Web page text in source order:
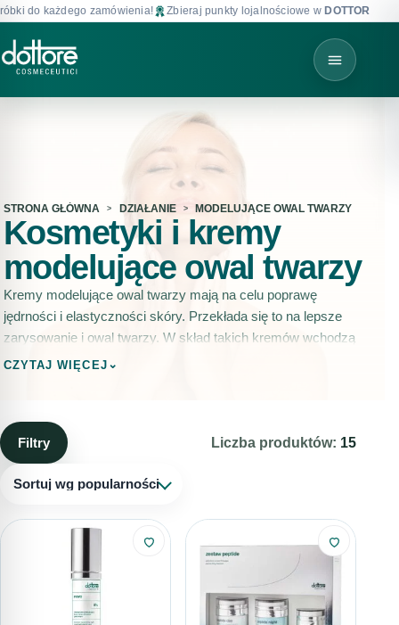
każdego zamówienia! Zbieraj punkty lojalnościowe wDOTTORE CLUB
STRONA GŁÓWNA DZIAŁANIE MODELUJĄCE OWAL TWARZY
Kosmetyki i kremy
modelujące owal twarzy
Kremy modelujące owal twarzy mają na celu poprawę
jędrności i elastyczności skóry. Przekłada się to na lepsze
zarysowanie i owal twarzy. W skład takich kremów wchodzą
zwykle składniki aktywne, które stymulują produkcję kolagenu
będą dobrym rozwiązaniem? Gdy zauważysz pierwsze
oznaki utraty jędrności i elastyczności skóry. To zazwyczaj
następuje wraz z wiekiem, ale proces ten może być
przyspieszony przez różne czynniki, takie jak nadmierna
środowiska.
CZYTAJ WIĘCEJ ⌄
Filtry Liczba produktów: 15
Sortuj wg popularności